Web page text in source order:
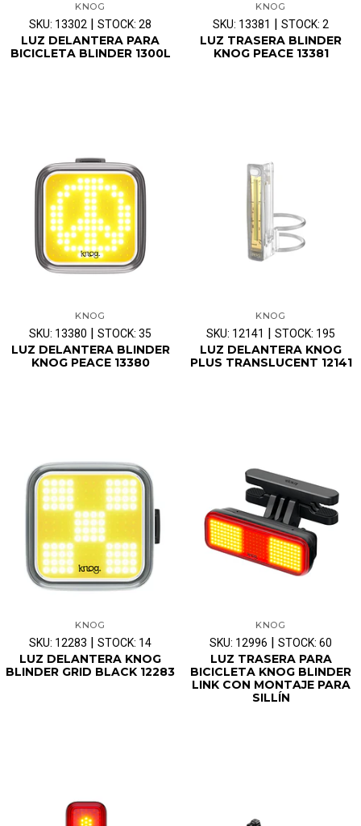
KNOG
SKU: 13302 | STOCK: 28
LUZ DELANTERA PARA
BICICLETA BLINDER 1300L
KNOG
SKU: 13381 | STOCK: 2
LUZ TRASERA BLINDER
KNOG PEACE 13381
KNOG
SKU: 13380 | STOCK: 35
LUZ DELANTERA BLINDER
KNOG PEACE 13380
KNOG
SKU: 12141 | STOCK: 195
LUZ DELANTERA KNOG
PLUS TRANSLUCENT 12141
KNOG
SKU: 12283 | STOCK: 14
LUZ DELANTERA KNOG
BLINDER GRID BLACK 12283
KNOG
SKU: 12996 | STOCK: 60
LUZ TRASERA PARA
BICICLETA KNOG BLINDER
LINK CON MONTAJE PARA
SILLÍN